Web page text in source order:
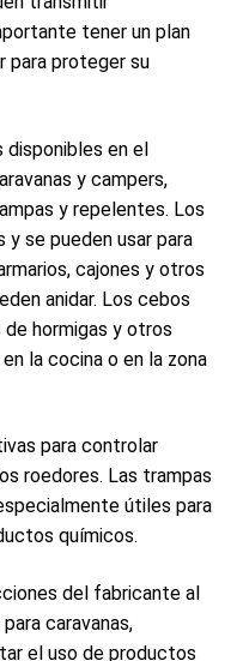
tener un plan
para proteger su
disponibles en el
y campers,
y repelentes. Los
y se pueden usar para
cajones y otros
anidar. Los cebos
hormigas y otros
la cocina o en la zona
para controlar
roedores. Las trampas
útiles para
químicos.
del fabricante al
caravanas,
el uso de productos